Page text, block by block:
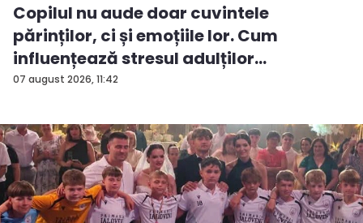
07 august 2026, 11:42
Copilul nu aude doar cuvintele
părinților, ci și emoțiile lor. Cum
influențează stresul adulților
siguranța...